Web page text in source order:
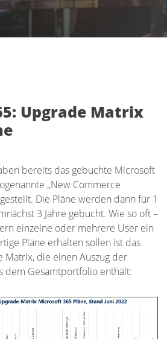
Upgrade Matrix
bereits das gebuchte Microsoft
„New Commerce
Die Pläne werden dann für 1
3 Jahre gebucht. Wie so oft –
einzelne oder mehrere User ein
Pläne erhalten sollen ist das
Matrix, die einen Auszug der
dem Gesamtportfolio enthält: